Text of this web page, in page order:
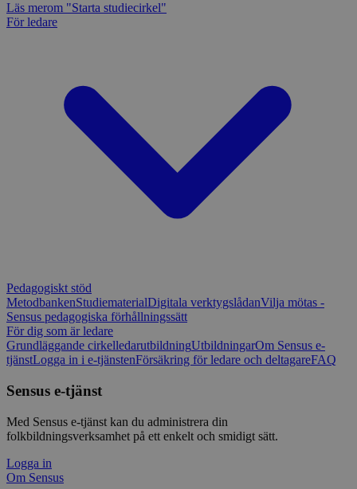
Läs merom "Starta studiecirkel"
För ledare
Pedagogiskt stöd
MetodbankenStudiematerialDigitala verktygslådanVilja mötas -
Sensus pedagogiska förhållningssätt
För dig som är ledare
Grundläggande cirkelledarutbildningUtbildningarOm Sensus e-
tjänstLogga in i e-tjänstenFörsäkring för ledare och deltagareFAQ
Sensus e-tjänst
Med Sensus e-tjänst kan du administrera din
folkbildningsverksamhet på ett enkelt och smidigt sätt.
Logga in
Om Sensus